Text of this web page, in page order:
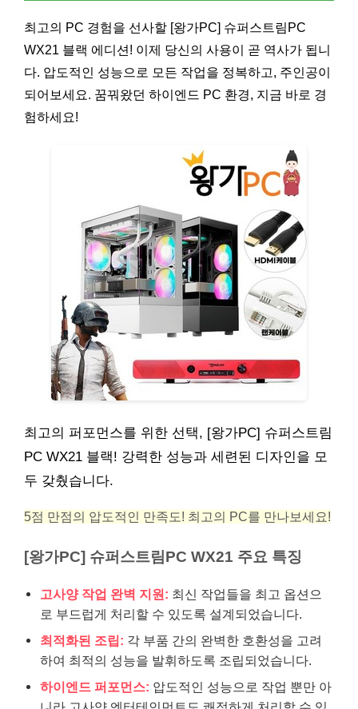
최고의 PC 경험을 선사할 [왕가PC] 슈퍼스트림PC
WX21 블랙 에디션! 이제 당신의 사용이 곧 역사가 됩니
다. 압도적인 성능으로 모든 작업을 정복하고, 주인공이
되어보세요. 꿈꿔왔던 하이엔드 PC 환경, 지금 바로 경
험하세요!
최고의 퍼포먼스를 위한 선택, [왕가PC] 슈퍼스트림
PC WX21 블랙! 강력한 성능과 세련된 디자인을 모
두 갖췄습니다.
5점 만점의 압도적인 만족도! 최고의 PC를 만나보세요!
[왕가PC] 슈퍼스트림PC WX21 주요 특징
고사양 작업 완벽 지원: 최신 작업들을 최고 옵션으
로 부드럽게 처리할 수 있도록 설계되었습니다.
최적화된 조립: 각 부품 간의 완벽한 호환성을 고려
하여 최적의 성능을 발휘하도록 조립되었습니다.
하이엔드 퍼포먼스: 압도적인 성능으로 작업 뿐만 아